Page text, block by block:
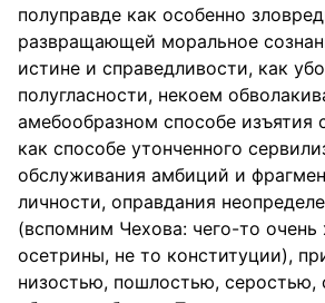
полуправде как особенно
развращающей моральное
истине и справедливости, как
полугласности, некоем
амебообразном способе изъятия
как способе утонченного
обслуживания амбиций и
личности, оправдания
(вспомним Чехова: чего-то очень
осетрины, не то конституции),
низостью, пошлостью, серостью,